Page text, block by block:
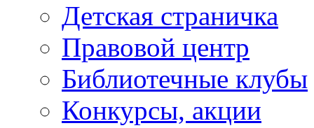
Детская страничка
Правовой центр
Библиотечные клубы
Конкурсы, акции